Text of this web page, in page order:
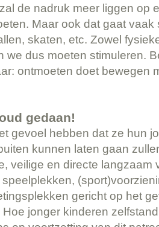
de nadruk meer liggen op
Maar ook dat gaat vaak
skaten, etc. Zowel
we dus moeten stimuleren.
ontmoeten doet bewegen
gedaan!
gevoel hebben dat ze hun
kunnen laten gaan
veilige en directe langzaam
gericht op het
jonger kinderen